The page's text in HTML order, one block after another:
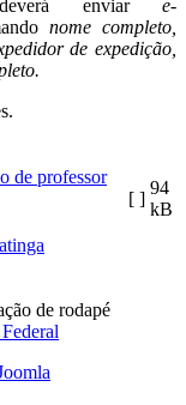
enviar e-
nome completo,
de expedição,
[ ]
94
kB
de rodapé